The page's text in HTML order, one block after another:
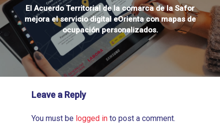
El Acuerdo Territorial de la comarca de la Safor
mejora el servicio digital eOrienta con mapas de
ocupación personalizados.
Leave a Reply
You must be logged in to post a comment.